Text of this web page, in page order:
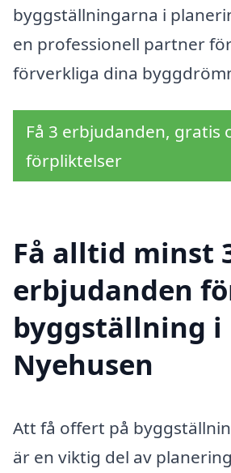
byggställningarna i
en professionell partner
förverkliga dina
Få 3 erbjudanden, gratis
förpliktelser
Få alltid minst
erbjudanden
byggställning i
Nyehusen
Att få offert på
är en viktig del av